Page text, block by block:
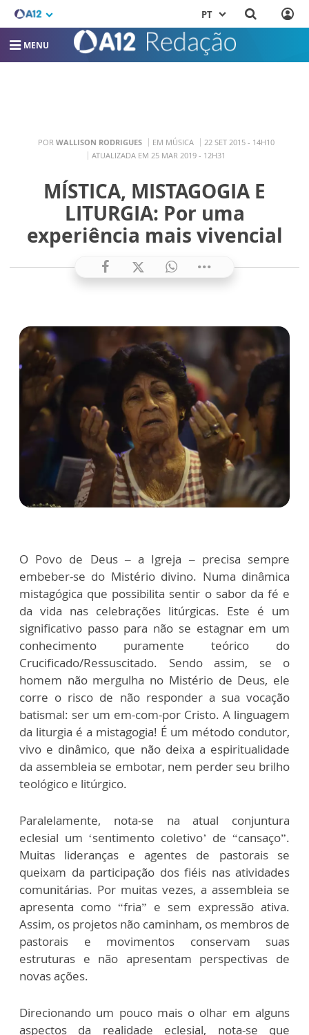
PT
MENU
POR WALLISON RODRIGUES EM MÚSICA
22 SET 2015 - 14H10
ATUALIZADA EM 25 MAR 2019 - 12H31
MÍSTICA, MISTAGOGIA E
LITURGIA: Por uma
experiência mais vivencial
O Povo de Deus – a Igreja – precisa sempre
embeber-se do Mistério divino. Numa dinâmica
mistagógica que possibilita sentir o sabor da fé e
da vida nas celebrações litúrgicas. Este é um
significativo passo para não se estagnar em um
conhecimento puramente teórico do
Crucificado/Ressuscitado. Sendo assim, se o
homem não mergulha no Mistério de Deus, ele
corre o risco de não responder a sua vocação
batismal: ser um em-com-por Cristo. A linguagem
da liturgia é a mistagogia! É um método condutor,
vivo e dinâmico, que não deixa a espiritualidade
da assembleia se embotar, nem perder seu brilho
teológico e litúrgico.
Paralelamente, nota-se na atual conjuntura
eclesial um ‘sentimento coletivo’ de “cansaço”.
Muitas lideranças e agentes de pastorais se
queixam da participação dos fiéis nas atividades
comunitárias. Por muitas vezes, a assembleia se
apresenta como “fria” e sem expressão ativa.
Assim, os projetos não caminham, os membros de
pastorais e movimentos conservam suas
estruturas e não apresentam perspectivas de
novas ações.
Direcionando um pouco mais o olhar em alguns
aspectos da realidade eclesial, nota-se que